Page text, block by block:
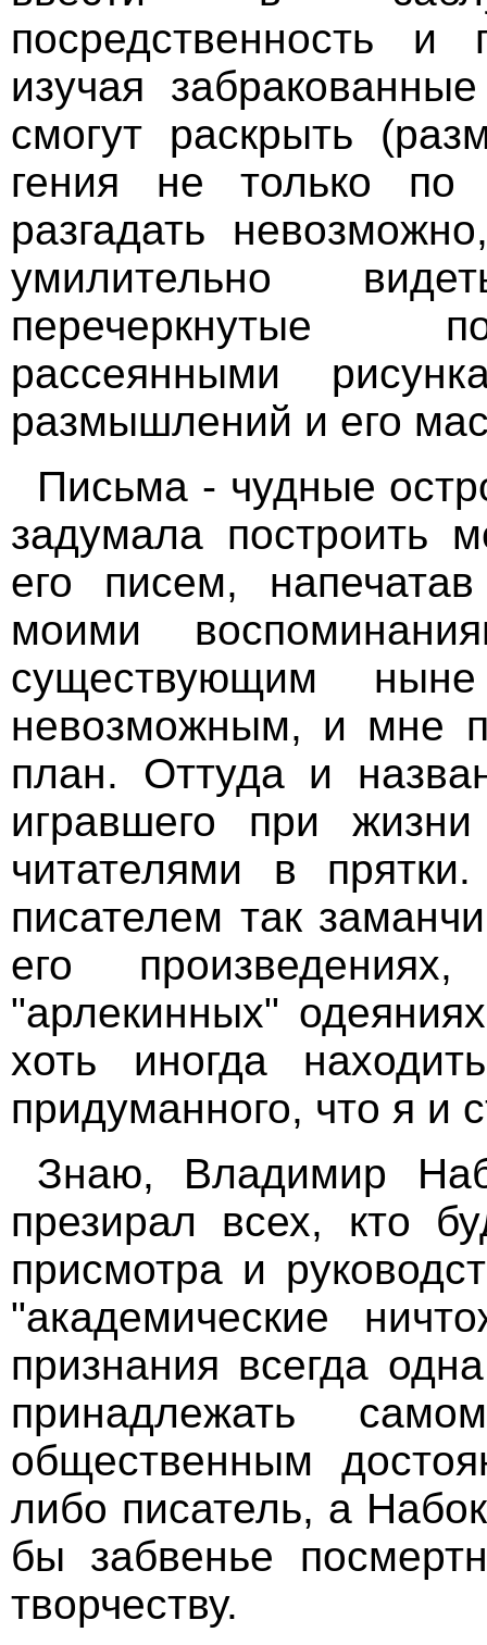
посредственность
изучая
смогут раскрыть
гения не только
разгадать
умилительно
перечеркнутые
рассеянными
размышлений и его
Письма - чудные
задумала построить
его писем,
моими
существующим
невозможным, и мне
план. Оттуда и
игравшего при
читателями в
писателем так
его
"арлекинных"
хоть иногда
придуманного, что я и
Знаю, Владимир
презирал всех, кто
присмотра и
"академические
признания всегда
принадлежать
общественным
либо писатель, а
бы забвенье
творчеству.